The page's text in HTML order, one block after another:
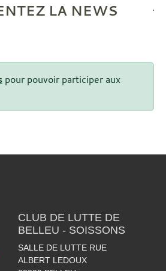
LA NEWS
pour pouvoir participer aux
CLUB DE LUTTE DE
BELLEU - SOISSONS
SALLE DE LUTTE RUE
ALBERT LEDOUX